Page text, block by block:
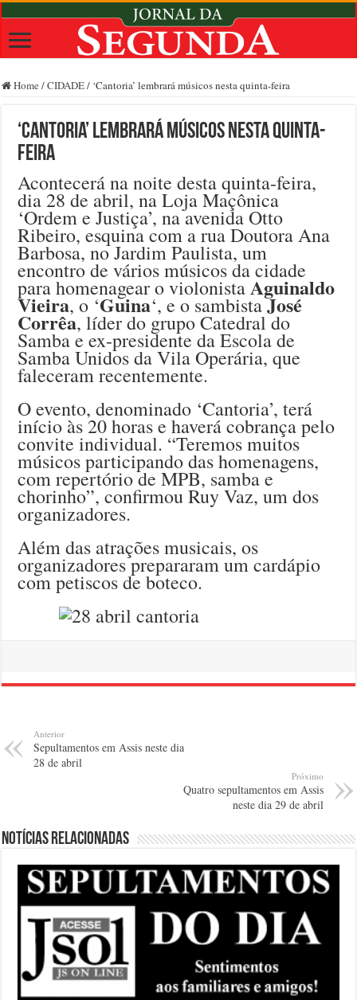
Home /CIDADE/ ‘Cantoria’ lembrará músicos nesta quinta-feira
‘Cantoria’ lembrará músicos nesta quinta-
feira
Acontecerá na noite desta quinta-feira,
dia 28 de abril, na Loja Maçônica
‘Ordem e Justiça’, na avenida Otto
Ribeiro, esquina com a rua Doutora Ana
Barbosa, no Jardim Paulista, um
encontro de vários músicos da cidade
para homenagear o violonistaAguinaldo
Vieira, o ‘Guina‘, e o sambistaJosé
Corrêa, líder do grupo Catedral do
Samba e ex-presidente da Escola de
Samba Unidos da Vila Operária, que
faleceram recentemente.
O evento, denominado ‘Cantoria’, terá
início às 20 horas e haverá cobrança pelo
convite individual. “Teremos muitos
músicos participando das homenagens,
com repertório de MPB, samba e
chorinho”, confirmou Ruy Vaz, um dos
organizadores.
Além das atrações musicais, os
organizadores prepararam um cardápio
com petiscos de boteco.
Anterior
Sepultamentos em Assis neste dia
28 de abril
Próximo
Quatro sepultamentos em Assis
neste dia 29 de abril
Notícias relacionadas